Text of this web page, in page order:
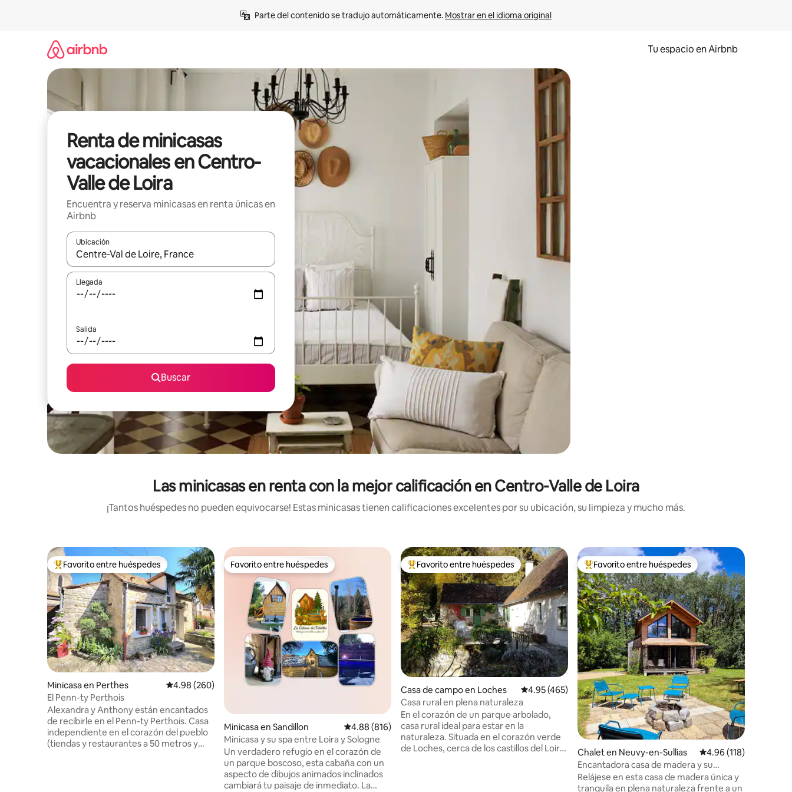
Parte del contenido se tradujo automáticamente. Mostrar en el idioma original
Tu espacio en Airbnb
Renta de minicasas
vacacionales en Centro-
Valle de Loira
Encuentra y reserva minicasas en renta únicas en
Airbnb
Ubicación
Cuando los resultados estén disponibles, podrás navegar usando las teclas de las flechas hacia arriba y hacia abajo, o bien tocando y deslizando la pantalla.
Llegada
Salida
Buscar
Las minicasas en renta con la mejor calificación en Centro-Valle de Loira
¡Tantos huéspedes no pueden equivocarse! Estas minicasas tienen calificaciones excelentes por su ubicación, su limpieza y mucho más.
De los mejores en Favorito entre huéspedes
Favorito entre huéspedes
Minicasa en Perthes Calificación promedio: 4.98 de 5; 260 evaluaciones
4.98 (260)
El Penn-ty Perthois
Alexandra y Anthony están encantados
de recibirle en el Penn-ty Perthois. Casa
independiente en el corazón del pueblo
(tiendas y restaurantes a 50 metros y
Favorito entre huéspedes
Favorito entre huéspedes
Minicasa en Sandillon Calificación promedio: 4.88 de 5; 816 evaluaciones
4.88 (816)
Minicasa y su spa entre Loira y Sologne
Un verdadero refugio en el corazón de
un parque boscoso, esta cabaña con un
aspecto de dibujos animados inclinados
cambiará tu paisaje de inmediato. La
De los mejores en Favorito entre huéspedes
Favorito entre huéspedes
Casa de campo en Loches Calificación promedio: 4.95 de 5; 465 evaluaciones
4.95 (465)
Casa rural en plena naturaleza
En el corazón de un parque arbolado,
casa rural ideal para estar en la
naturaleza. Situada en el corazón verde
de Loches, cerca de los castillos del Loira,
De los mejores en Favorito entre huéspedes
Favorito entre huéspedes
Chalet en Neuvy-en-Sullias Calificación promedio:
4.96 (118)
Encantadora casa de madera y su
estanque
Relájese en esta casa de madera única y
tranquila en plena naturaleza frente a un